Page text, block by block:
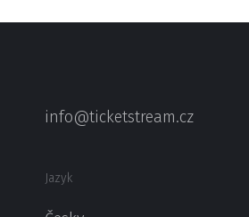
info@ticketstream.cz
Jazyk